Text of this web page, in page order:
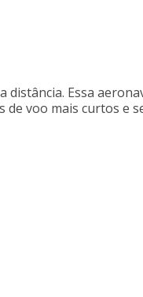
distância. Essa
voo mais curtos e